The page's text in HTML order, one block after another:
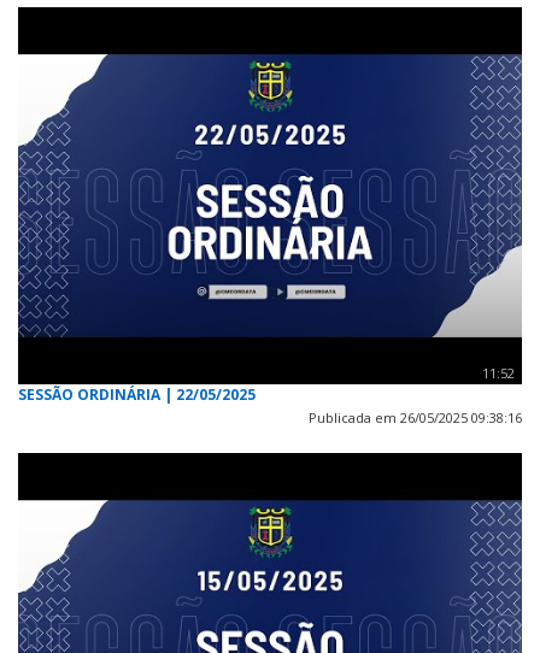
11:52
SESSÃO ORDINÁRIA | 22/05/2025
Publicada em 26/05/2025 09:38:16